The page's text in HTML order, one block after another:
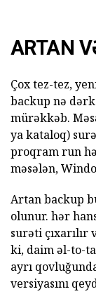
ARTAN
Çox tez-tez,
backup nə
mürəkkəb.
ya kataloq)
proqram run
məsələn,
Artan backup
olunur. hər
surəti çıxarılır
ki, daim əl-to-
ayrı
versiyasını